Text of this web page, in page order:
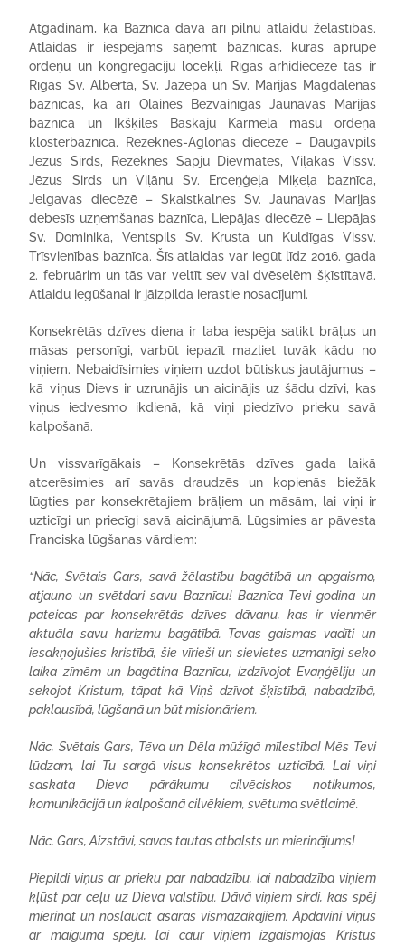
Atgādinām, ka Baznīca dāvā arī pilnu atlaidu žēlastības.
Atlaidas ir iespējams saņemt baznīcās, kuras aprūpē
ordeņu un kongregāciju locekļi. Rīgas arhidiecēzē tās ir
Rīgas Sv. Alberta, Sv. Jāzepa un Sv. Marijas Magdalēnas
baznīcas, kā arī Olaines Bezvainīgās Jaunavas Marijas
baznīca un Ikšķiles Baskāju Karmela māsu ordeņa
klosterbaznīca. Rēzeknes-Aglonas diecēzē – Daugavpils
Jēzus Sirds, Rēzeknes Sāpju Dievmātes, Viļakas Vissv.
Jēzus Sirds un Viļānu Sv. Erceņģeļa Miķeļa baznīca,
Jelgavas diecēzē – Skaistkalnes Sv. Jaunavas Marijas
debesīs uzņemšanas baznīca, Liepājas diecēzē – Liepājas
Sv. Dominika, Ventspils Sv. Krusta un Kuldīgas Vissv.
Trīsvienības baznīca. Šīs atlaidas var iegūt līdz 2016. gada
2. februārim un tās var veltīt sev vai dvēselēm šķīstītavā.
Atlaidu iegūšanai ir jāizpilda ierastie nosacījumi.
Konsekrētās dzīves diena ir laba iespēja satikt brāļus un
māsas personīgi, varbūt iepazīt mazliet tuvāk kādu no
viņiem. Nebaidīsimies viņiem uzdot būtiskus jautājumus –
kā viņus Dievs ir uzrunājis un aicinājis uz šādu dzīvi, kas
viņus iedvesmo ikdienā, kā viņi piedzīvo prieku savā
kalpošanā.
Un vissvarīgākais – Konsekrētās dzīves gada laikā
atcerēsimies arī savās draudzēs un kopienās biežāk
lūgties par konsekrētajiem brāļiem un māsām, lai viņi ir
uzticīgi un priecīgi savā aicinājumā. Lūgsimies ar pāvesta
Franciska lūgšanas vārdiem:
“Nāc, Svētais Gars, savā žēlastību bagātībā un apgaismo,
atjauno un svētdari savu Baznīcu! Baznīca Tevi godina un
pateicas par konsekrētās dzīves dāvanu, kas ir vienmēr
aktuāla savu harizmu bagātībā. Tavas gaismas vadīti un
iesakņojušies kristībā, šie vīrieši un sievietes uzmanīgi seko
laika zīmēm un bagātina Baznīcu, izdzīvojot Evaņģēliju un
sekojot Kristum, tāpat kā Viņš dzīvot šķīstībā, nabadzībā,
paklausībā, lūgšanā un būt misionāriem.
Nāc, Svētais Gars, Tēva un Dēla mūžīgā mīlestība! Mēs Tevi
lūdzam, lai Tu sargā visus konsekrētos uzticībā. Lai viņi
saskata Dieva pārākumu cilvēciskos notikumos,
komunikācijā un kalpošanā cilvēkiem, svētuma svētlaimē.
Nāc, Gars, Aizstāvi, savas tautas atbalsts un mierinājums!
Piepildi viņus ar prieku par nabadzību, lai nabadzība viņiem
kļūst par ceļu uz Dieva valstību. Dāvā viņiem sirdi, kas spēj
mierināt un noslaucīt asaras vismazākajiem. Apdāvini viņus
ar maiguma spēju, lai caur viņiem izgaismojas Kristus